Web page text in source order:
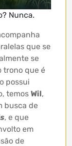
Nunca.
que se
se
trono que é
possui
temos Wil,
busca de
, e que
em
de